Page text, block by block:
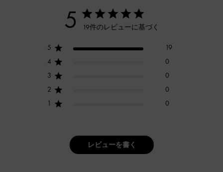
5 19件のレビューに基づく
5
19
4
0
3
0
2
0
1
0
レビューを書く